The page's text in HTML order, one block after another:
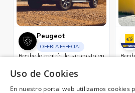
Peugeot
OFERTA ESPECIAL
Recibe la matrícula sin costo en
o Landtrek.
Uso de Cookies
En nuestro portal web utilizamos cookies